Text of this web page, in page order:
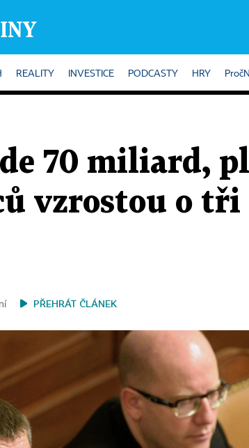
REALITY INVESTICE PODCASTY HRY
70 miliard,
vzrostou o tři
PŘEHRÁT ČLÁNEK